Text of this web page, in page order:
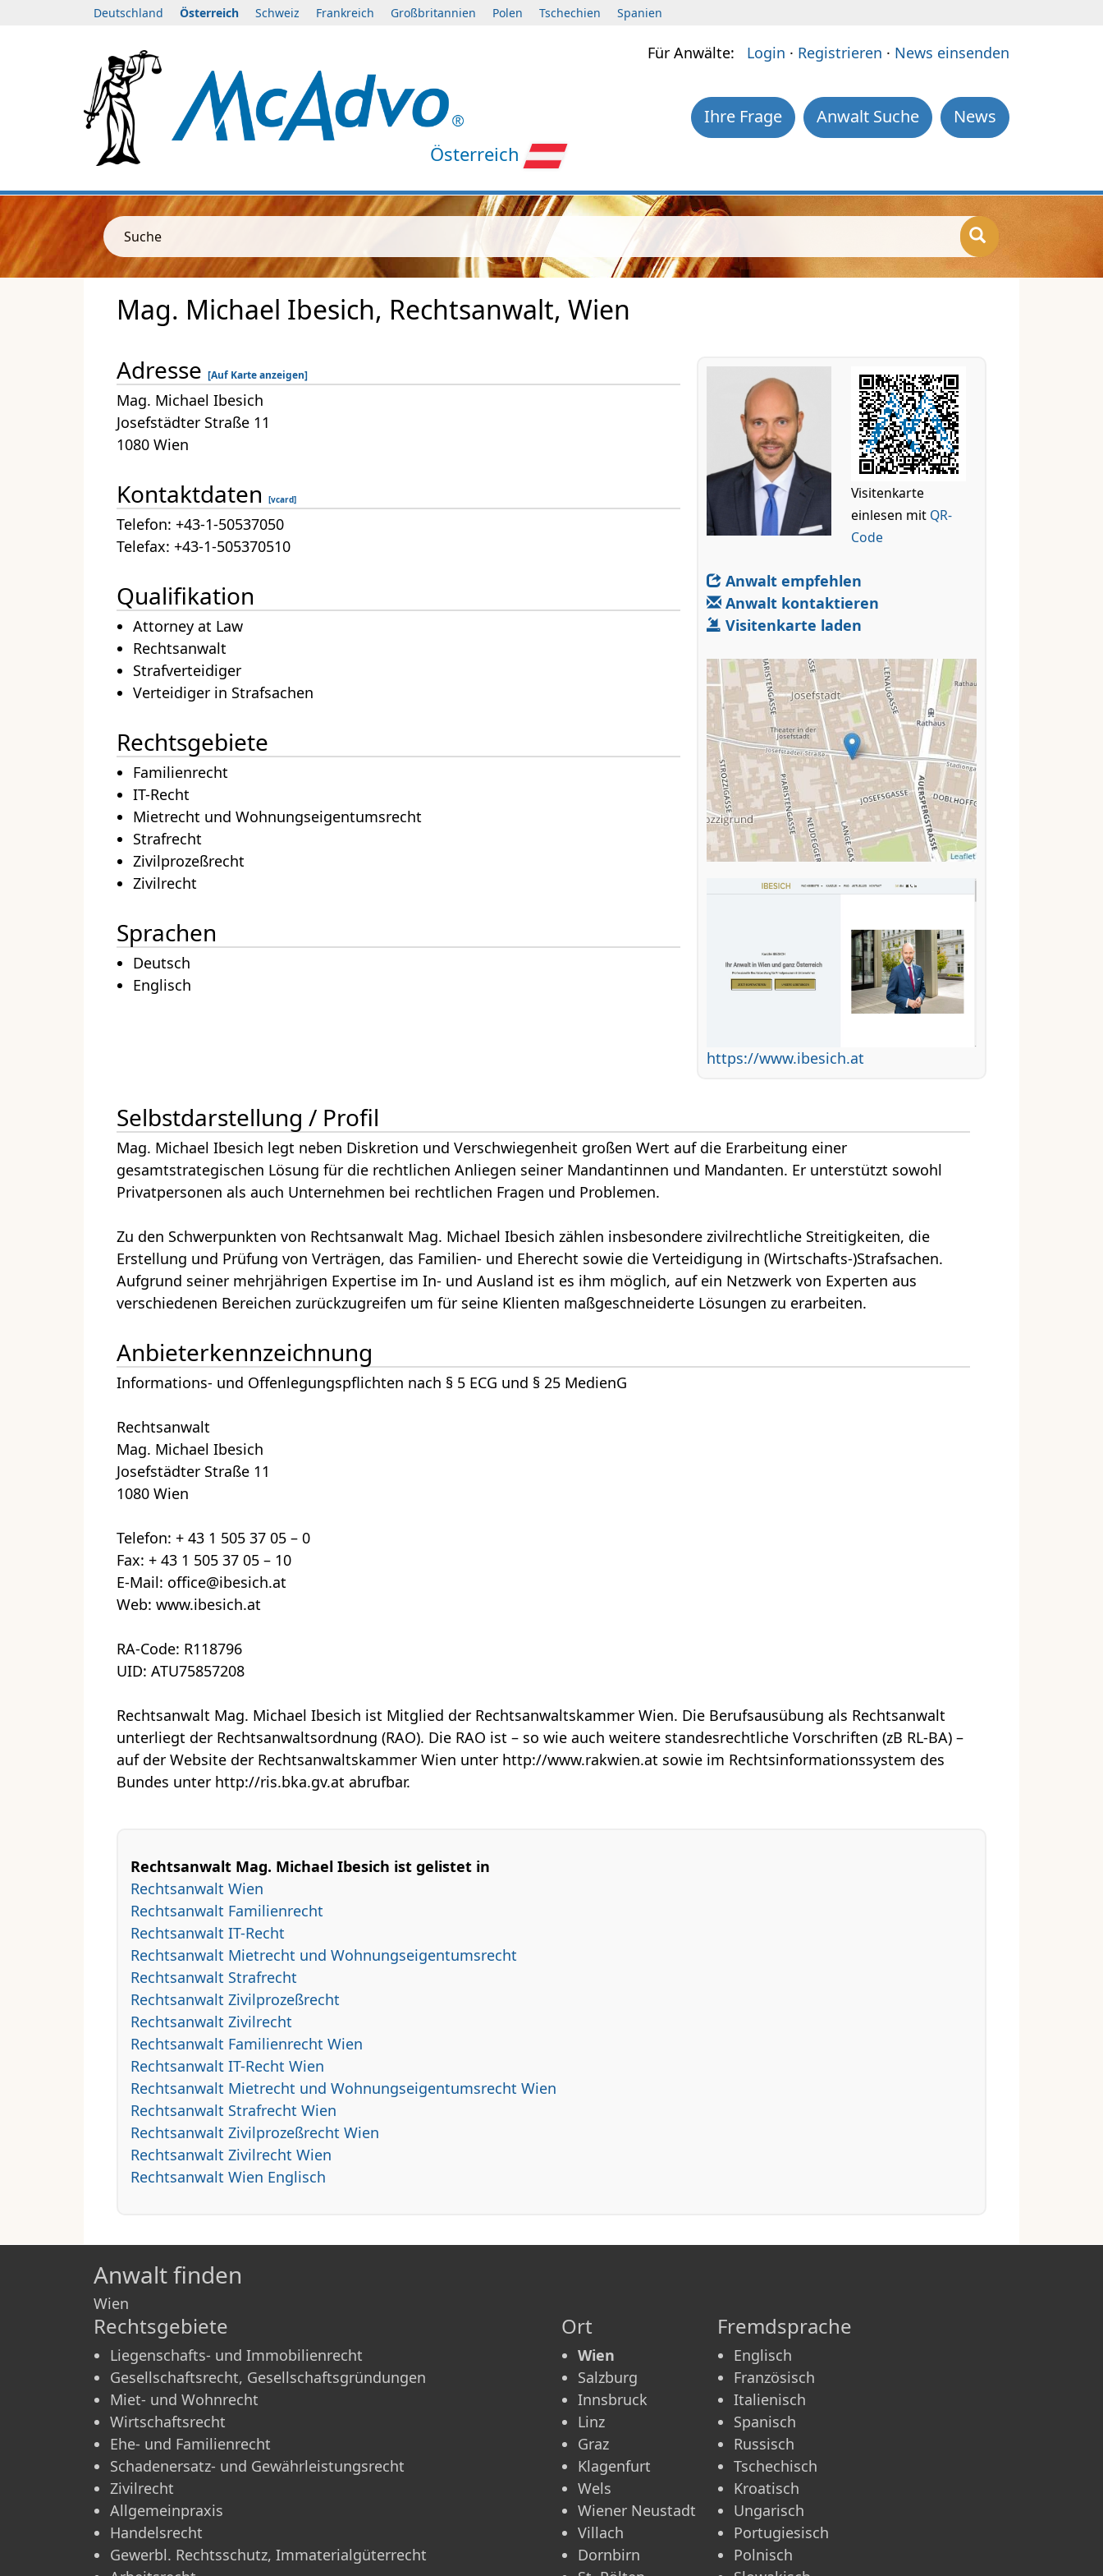
Deutschland Österreich Schweiz Frankreich Großbritannien Polen Tschechien Spanien
Österreich
Für Anwälte: Login · Registrieren · News einsenden
News
Anwalt Suche
Ihre Frage
Suche
Mag. Michael Ibesich, Rechtsanwalt, Wien
Adresse [Auf Karte anzeigen]
Mag. Michael Ibesich
Josefstädter Straße 11
1080 Wien
Kontaktdaten [vcard]
Telefon: +43-1-50537050
Telefax: +43-1-505370510
Qualifikation
Attorney at Law
Rechtsanwalt
Strafverteidiger
Verteidiger in Strafsachen
Rechtsgebiete
Familienrecht
IT-Recht
Mietrecht und Wohnungseigentumsrecht
Strafrecht
Zivilprozeßrecht
Zivilrecht
Sprachen
Deutsch
Englisch
Visitenkarte
einlesen mit QR-
Code
Anwalt empfehlen
Anwalt kontaktieren
Visitenkarte laden
https://www.ibesich.at
Selbstdarstellung / Profil
Mag. Michael Ibesich legt neben Diskretion und Verschwiegenheit großen Wert auf die Erarbeitung einer
gesamtstrategischen Lösung für die rechtlichen Anliegen seiner Mandantinnen und Mandanten. Er unterstützt sowohl
Privatpersonen als auch Unternehmen bei rechtlichen Fragen und Problemen.
Zu den Schwerpunkten von Rechtsanwalt Mag. Michael Ibesich zählen insbesondere zivilrechtliche Streitigkeiten, die
Erstellung und Prüfung von Verträgen, das Familien- und Eherecht sowie die Verteidigung in (Wirtschafts-)Strafsachen.
Aufgrund seiner mehrjährigen Expertise im In- und Ausland ist es ihm möglich, auf ein Netzwerk von Experten aus
verschiedenen Bereichen zurückzugreifen um für seine Klienten maßgeschneiderte Lösungen zu erarbeiten.
Anbieterkennzeichnung
Informations- und Offenlegungspflichten nach § 5 ECG und § 25 MedienG
Rechtsanwalt
Mag. Michael Ibesich
Josefstädter Straße 11
1080 Wien
Telefon: + 43 1 505 37 05 – 0
Fax: + 43 1 505 37 05 – 10
E-Mail: office@ibesich.at
Web: www.ibesich.at
RA-Code: R118796
UID: ATU75857208
Rechtsanwalt Mag. Michael Ibesich ist Mitglied der Rechtsanwaltskammer Wien. Die Berufsausübung als Rechtsanwalt
unterliegt der Rechtsanwaltsordnung (RAO). Die RAO ist – so wie auch weitere standesrechtliche Vorschriften (zB RL-BA) –
auf der Website der Rechtsanwaltskammer Wien unter http://www.rakwien.at sowie im Rechtsinformationssystem des
Bundes unter http://ris.bka.gv.at abrufbar.
Rechtsanwalt Mag. Michael Ibesich ist gelistet in
Rechtsanwalt Wien
Rechtsanwalt Familienrecht
Rechtsanwalt IT-Recht
Rechtsanwalt Mietrecht und Wohnungseigentumsrecht
Rechtsanwalt Strafrecht
Rechtsanwalt Zivilprozeßrecht
Rechtsanwalt Zivilrecht
Rechtsanwalt Familienrecht Wien
Rechtsanwalt IT-Recht Wien
Rechtsanwalt Mietrecht und Wohnungseigentumsrecht Wien
Rechtsanwalt Strafrecht Wien
Rechtsanwalt Zivilprozeßrecht Wien
Rechtsanwalt Zivilrecht Wien
Rechtsanwalt Wien Englisch
Anwalt finden
Wien
Rechtsgebiete
Liegenschafts- und Immobilienrecht
Gesellschaftsrecht, Gesellschaftsgründungen
Miet- und Wohnrecht
Wirtschaftsrecht
Ehe- und Familienrecht
Schadenersatz- und Gewährleistungsrecht
Zivilrecht
Allgemeinpraxis
Handelsrecht
Gewerbl. Rechtsschutz, Immaterialgüterrecht
Ort
Wien
Salzburg
Innsbruck
Linz
Graz
Klagenfurt
Wels
Wiener Neustadt
Villach
Dornbirn
Fremdsprache
Englisch
Französisch
Italienisch
Spanisch
Russisch
Tschechisch
Kroatisch
Ungarisch
Portugiesisch
Polnisch